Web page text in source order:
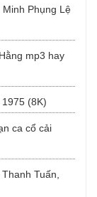
Phụng Lệ
mp3 hay
(8K)
ca cổ cải
Tuấn,